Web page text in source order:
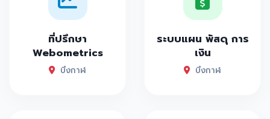
ที่ปรึกษา
Webometrics
บึงกาฬ
ระบบแผน พัสดุ การ
เงิน
บึงกาฬ